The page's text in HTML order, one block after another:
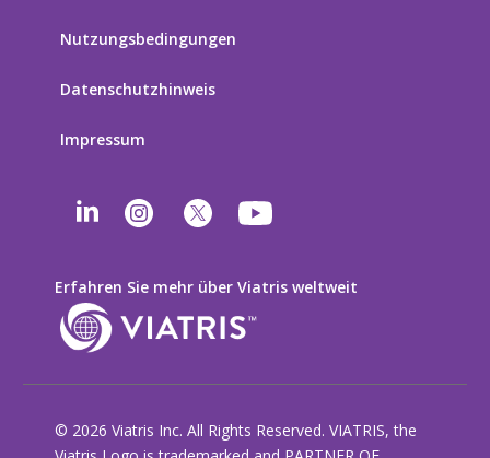
Nutzungsbedingungen
Datenschutzhinweis
Impressum
Erfahren Sie mehr über Viatris weltweit
© 2026 Viatris Inc. All Rights Reserved. VIATRIS, the